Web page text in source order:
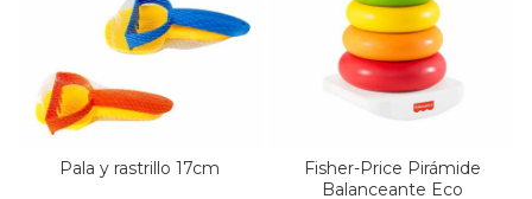
Pala y rastrillo 17cm
Fisher-Price Pirámide
Balanceante Eco